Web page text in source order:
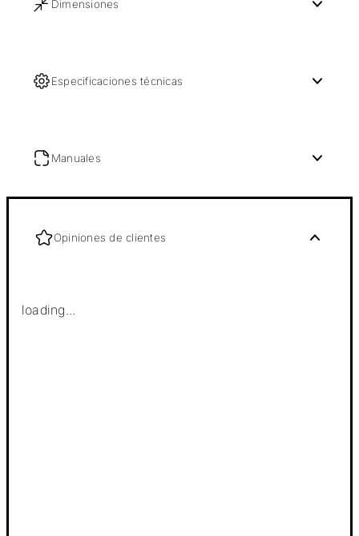
Dimensiones
Especificaciones técnicas
Manuales
Opiniones de clientes
loading...